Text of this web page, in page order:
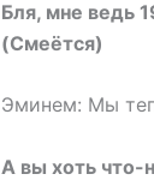
Бля, мне ведь
(Смеётся)
Эминем: Мы
А вы хоть что-